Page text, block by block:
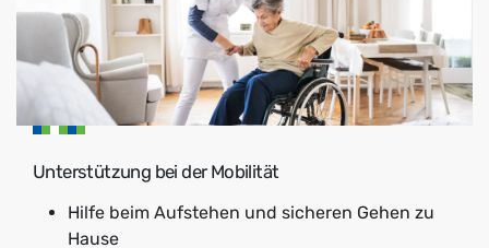
Unterstützung bei der Mobilität
Hilfe beim Aufstehen und sicheren Gehen zu
Hause